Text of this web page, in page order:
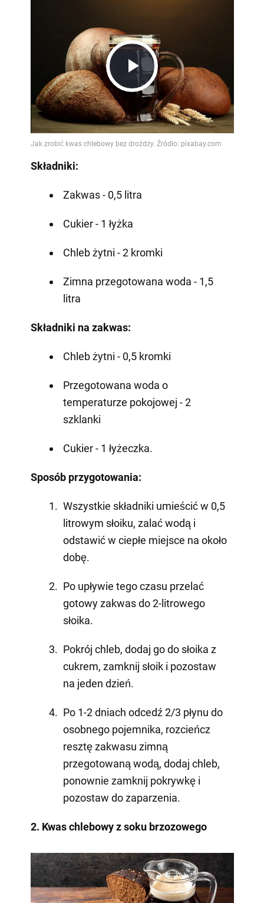
Play
Video
Składniki:
Zakwas - 0,5 litra
Cukier - 1 łyżka
Chleb żytni - 2 kromki
Zimna przegotowana woda - 1,5
litra
Składniki na zakwas:
Chleb żytni - 0,5 kromki
Przegotowana woda o
temperaturze pokojowej - 2
szklanki
Cukier - 1 łyżeczka.
Sposób przygotowania:
Wszystkie składniki umieścić w 0,5
litrowym słoiku, zalać wodą i
odstawić w ciepłe miejsce na około
dobę.
Po upływie tego czasu przelać
gotowy zakwas do 2-litrowego
słoika.
Pokrój chleb, dodaj go do słoika z
cukrem, zamknij słoik i pozostaw
na jeden dzień.
Po 1-2 dniach odcedź 2/3 płynu do
osobnego pojemnika, rozcieńcz
resztę zakwasu zimną
przegotowaną wodą, dodaj chleb,
ponownie zamknij pokrywkę i
pozostaw do zaparzenia.
2. Kwas chlebowy z soku brzozowego